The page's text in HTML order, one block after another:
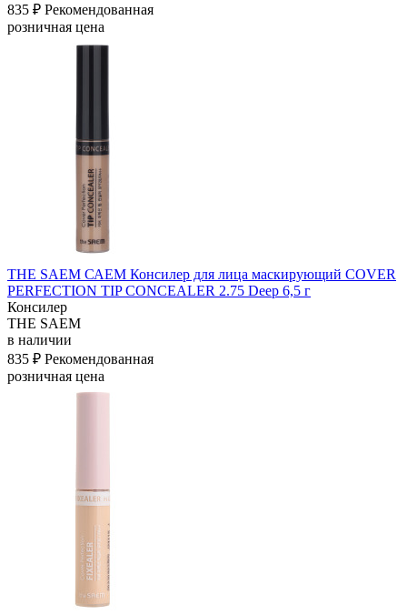
835 ₽ Рекомендованная
розничная цена
THE SAEM САЕМ Консилер для лица маскирующий COVER
PERFECTION TIP CONCEALER 2.75 Deep 6,5 г
Консилер
THE SAEM
в наличии
835 ₽ Рекомендованная
розничная цена